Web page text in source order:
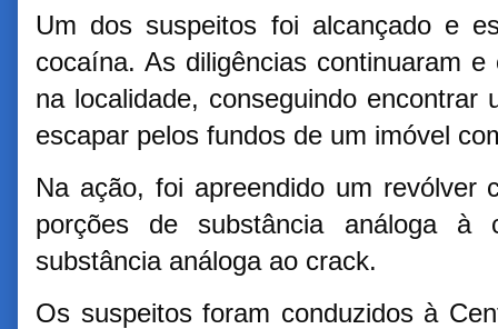
Um dos suspeitos foi alcançado e
cocaína. As diligências continuaram
na localidade, conseguindo encontrar
escapar pelos fundos de um imóvel
Na ação, foi apreendido um revólver
porções de substância análoga à
substância análoga ao crack.
Os suspeitos foram conduzidos à